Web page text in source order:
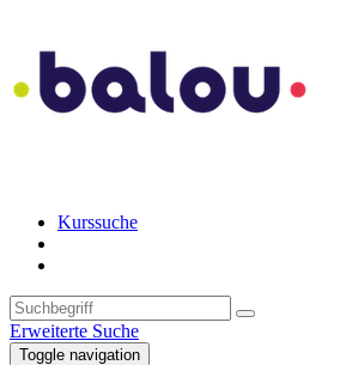
Kurssuche
Erweiterte Suche
Toggle navigation